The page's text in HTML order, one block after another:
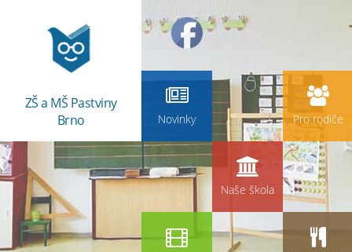
ZŠ a MŠ Pastviny
Brno
Novinky Pro rodiče
Naše škola